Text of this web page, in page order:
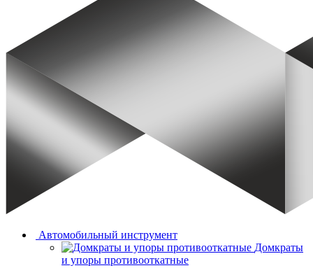
Автомобильный инструмент
Домкраты
и упоры противооткатные